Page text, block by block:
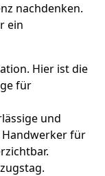
nachdenken.
ein
Hier ist die
für
und
Handwerker für